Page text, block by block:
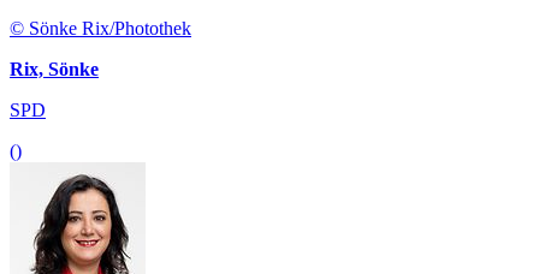
© Sönke Rix/Photothek
Rix, Sönke
SPD
()